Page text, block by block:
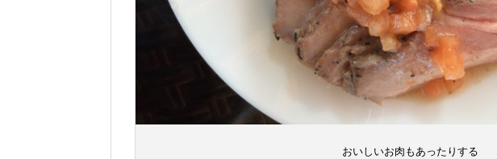
おいしいお肉もあったりする